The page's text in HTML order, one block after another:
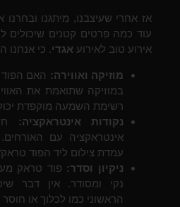
אז אחרי שעיצבנו, מיתגנו
עוד כמה פרטים קטנים שיכולים
אירוע טוב לאירוע אגדי. כי אנחנו
מוזיקה ואווירה: האם
במוזיקה שתואמת את
רשימת השמעה מוקפדת
נקודות אינטראקציה:
אינטראקציה עם
עמדת צילום ליד הפוד
ניקיון וסדר: פוד טראק
נקי ומסודר. אין דבר
הראשוני כמו לכלוך או